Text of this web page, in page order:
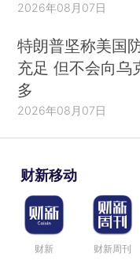
2026年08月07日
特朗普坚称美国
充足 但不会向乌
多
2026年08月07日
财新移动
财新 财新周刊